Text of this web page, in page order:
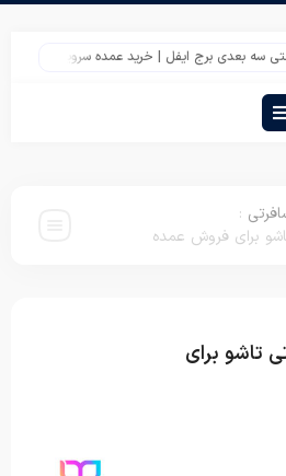
برج ایفل | خرید عمده سرویس خواب یک نفره از
:
برای فروش عمده
تاشو برای